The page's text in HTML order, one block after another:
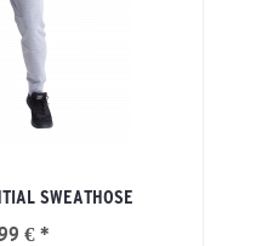
SWEATHOSE
€ *